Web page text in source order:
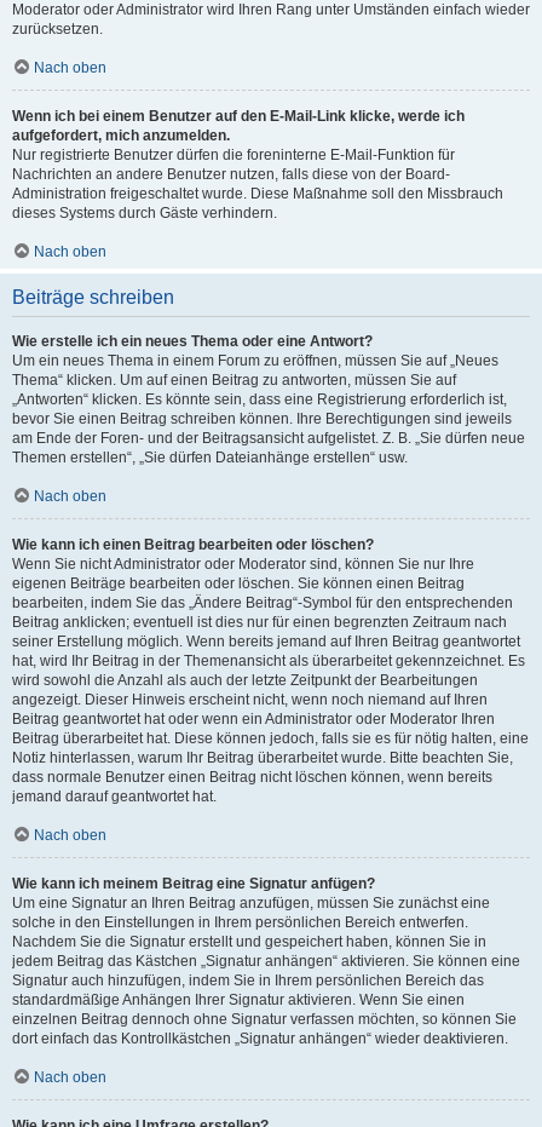
Moderator oder Administrator wird Ihren Rang unter Umständen einfach wieder
zurücksetzen.
Nach oben
Wenn ich bei einem Benutzer auf den E-Mail-Link klicke, werde ich
aufgefordert, mich anzumelden.
Nur registrierte Benutzer dürfen die foreninterne E-Mail-Funktion für
Nachrichten an andere Benutzer nutzen, falls diese von der Board-
Administration freigeschaltet wurde. Diese Maßnahme soll den Missbrauch
dieses Systems durch Gäste verhindern.
Nach oben
Beiträge schreiben
Wie erstelle ich ein neues Thema oder eine Antwort?
Um ein neues Thema in einem Forum zu eröffnen, müssen Sie auf „Neues
Thema“ klicken. Um auf einen Beitrag zu antworten, müssen Sie auf
„Antworten“ klicken. Es könnte sein, dass eine Registrierung erforderlich ist,
bevor Sie einen Beitrag schreiben können. Ihre Berechtigungen sind jeweils
am Ende der Foren- und der Beitragsansicht aufgelistet. Z. B. „Sie dürfen neue
Themen erstellen“, „Sie dürfen Dateianhänge erstellen“ usw.
Nach oben
Wie kann ich einen Beitrag bearbeiten oder löschen?
Wenn Sie nicht Administrator oder Moderator sind, können Sie nur Ihre
eigenen Beiträge bearbeiten oder löschen. Sie können einen Beitrag
bearbeiten, indem Sie das „Ändere Beitrag“-Symbol für den entsprechenden
Beitrag anklicken; eventuell ist dies nur für einen begrenzten Zeitraum nach
seiner Erstellung möglich. Wenn bereits jemand auf Ihren Beitrag geantwortet
hat, wird Ihr Beitrag in der Themenansicht als überarbeitet gekennzeichnet. Es
wird sowohl die Anzahl als auch der letzte Zeitpunkt der Bearbeitungen
angezeigt. Dieser Hinweis erscheint nicht, wenn noch niemand auf Ihren
Beitrag geantwortet hat oder wenn ein Administrator oder Moderator Ihren
Beitrag überarbeitet hat. Diese können jedoch, falls sie es für nötig halten, eine
Notiz hinterlassen, warum Ihr Beitrag überarbeitet wurde. Bitte beachten Sie,
dass normale Benutzer einen Beitrag nicht löschen können, wenn bereits
jemand darauf geantwortet hat.
Nach oben
Wie kann ich meinem Beitrag eine Signatur anfügen?
Um eine Signatur an Ihren Beitrag anzufügen, müssen Sie zunächst eine
solche in den Einstellungen in Ihrem persönlichen Bereich entwerfen.
Nachdem Sie die Signatur erstellt und gespeichert haben, können Sie in
jedem Beitrag das Kästchen „Signatur anhängen“ aktivieren. Sie können eine
Signatur auch hinzufügen, indem Sie in Ihrem persönlichen Bereich das
standardmäßige Anhängen Ihrer Signatur aktivieren. Wenn Sie einen
einzelnen Beitrag dennoch ohne Signatur verfassen möchten, so können Sie
dort einfach das Kontrollkästchen „Signatur anhängen“ wieder deaktivieren.
Nach oben